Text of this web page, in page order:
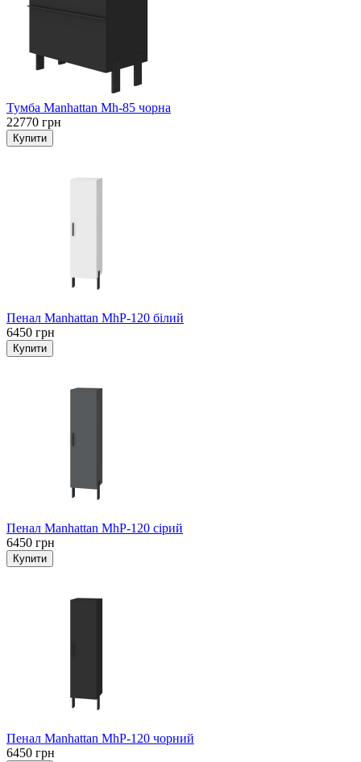
Тумба Manhattan Mh-85 чорна
22770 грн
Пенал Manhattan MhP-120 білий
6450 грн
Пенал Manhattan MhP-120 сірий
6450 грн
Пенал Manhattan MhP-120 чорний
6450 грн